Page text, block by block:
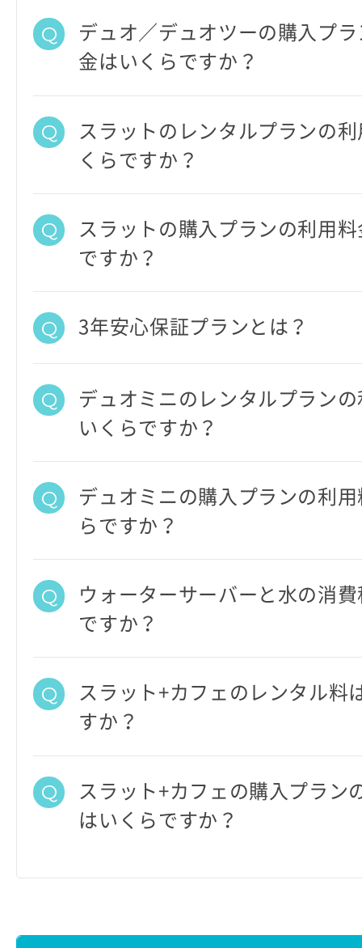
デュオ／デュオツーの購入プ
金はいくらですか？
スラットのレンタルプランの
くらですか？
スラットの購入プランの利用
ですか？
3年安心保証プランとは？
デュオミニのレンタルプラン
いくらですか？
デュオミニの購入プランの利
らですか？
ウォーターサーバーと水の消
ですか？
スラット+カフェのレンタル料
すか？
スラット+カフェの購入プラン
はいくらですか？